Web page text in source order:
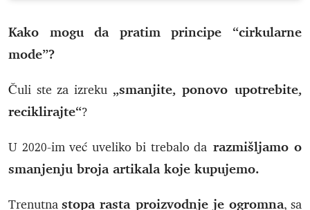
Kako mogu da pratim principe “cirkularne
mode”?
Čuli ste za izreku „smanjite, ponovo upotrebite,
reciklirajte“?
U 2020-im već uveliko bi trebalo da razmišljamo o
smanjenju broja artikala koje kupujemo.
Trenutnastopa rasta proizvodnje je ogromna, sa